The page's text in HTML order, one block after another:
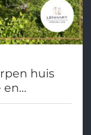
huis
en